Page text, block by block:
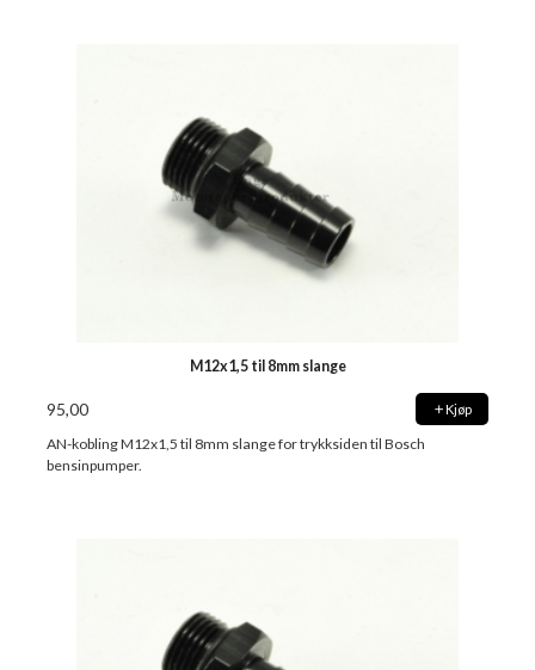
M12x1,5 til 8mm slange
95,00 Kjøp
AN-kobling M12x1,5 til 8mm slange for trykksiden til Bosch
bensinpumper.